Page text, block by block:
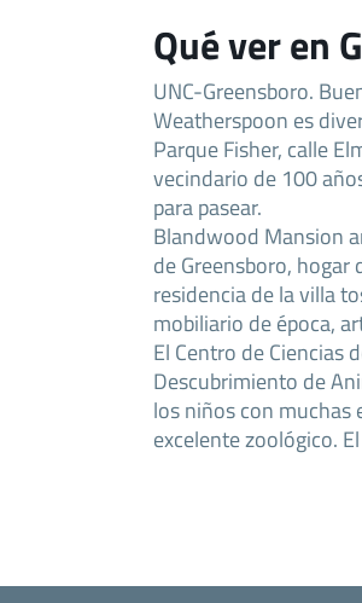
Qué ver en
UNC-Greensboro.
Weatherspoon es
Parque Fisher, calle
vecindario de 100
para pasear.
Blandwood Mansion
de Greensboro,
residencia de la villa
mobiliario de época,
El Centro de Ciencias
Descubrimiento de
los niños con muchas
excelente zoológico.